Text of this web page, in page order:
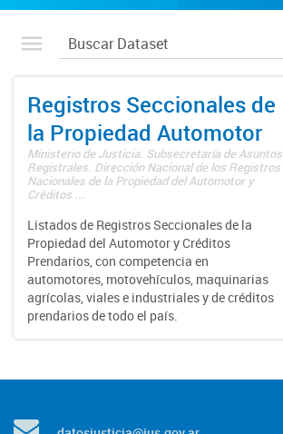
Registros Seccionales de
la Propiedad Automotor
Ministerio de Justicia. Subsecretaría de Asuntos
Registrales. Dirección Nacional de los Registros
Nacionales de la Propiedad del Automotor y
Créditos ...
Listados de Registros Seccionales de la
Propiedad del Automotor y Créditos
Prendarios, con competencia en
automotores, motovehículos, maquinarias
agrícolas, viales e industriales y de créditos
prendarios de todo el país.